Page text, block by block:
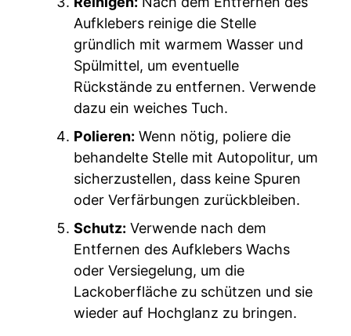
Aufklebers reinige die Stelle
gründlich mit warmem Wasser und
Spülmittel, um eventuelle
Rückstände zu entfernen. Verwende
dazu ein weiches Tuch.
Polieren: Wenn nötig, poliere die
behandelte Stelle mit Autopolitur, um
sicherzustellen, dass keine Spuren
oder Verfärbungen zurückbleiben.
Schutz: Verwende nach dem
Entfernen des Aufklebers Wachs
oder Versiegelung, um die
Lackoberfläche zu schützen und sie
wieder auf Hochglanz zu bringen.